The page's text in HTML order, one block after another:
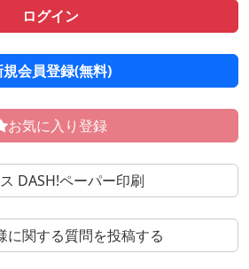
ログイン
規会員登録(無料)
お気に入り登録
DASH!ペーパー印刷
に関する質問を投稿する